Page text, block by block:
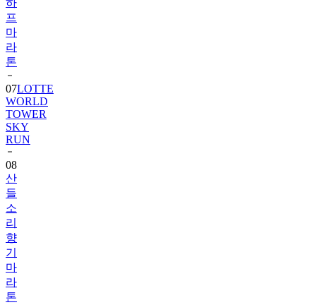
하
프
마
라
톤
07LOTTE
WORLD
TOWER
SKY
RUN
08
산
들
소
리
향
기
마
라
톤